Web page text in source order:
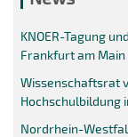
KNOER-Tagung
Frankfurt am Main
Wissenschaftsrat
Hochschulbildung
Nordrhein-